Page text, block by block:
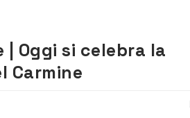
Oggi si celebra la
Carmine